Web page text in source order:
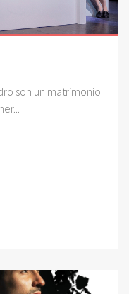
son un matrimonio